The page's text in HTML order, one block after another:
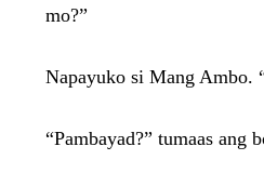
mo?”
Napayuko si Mang Ambo.
“Pambayad?” tumaas